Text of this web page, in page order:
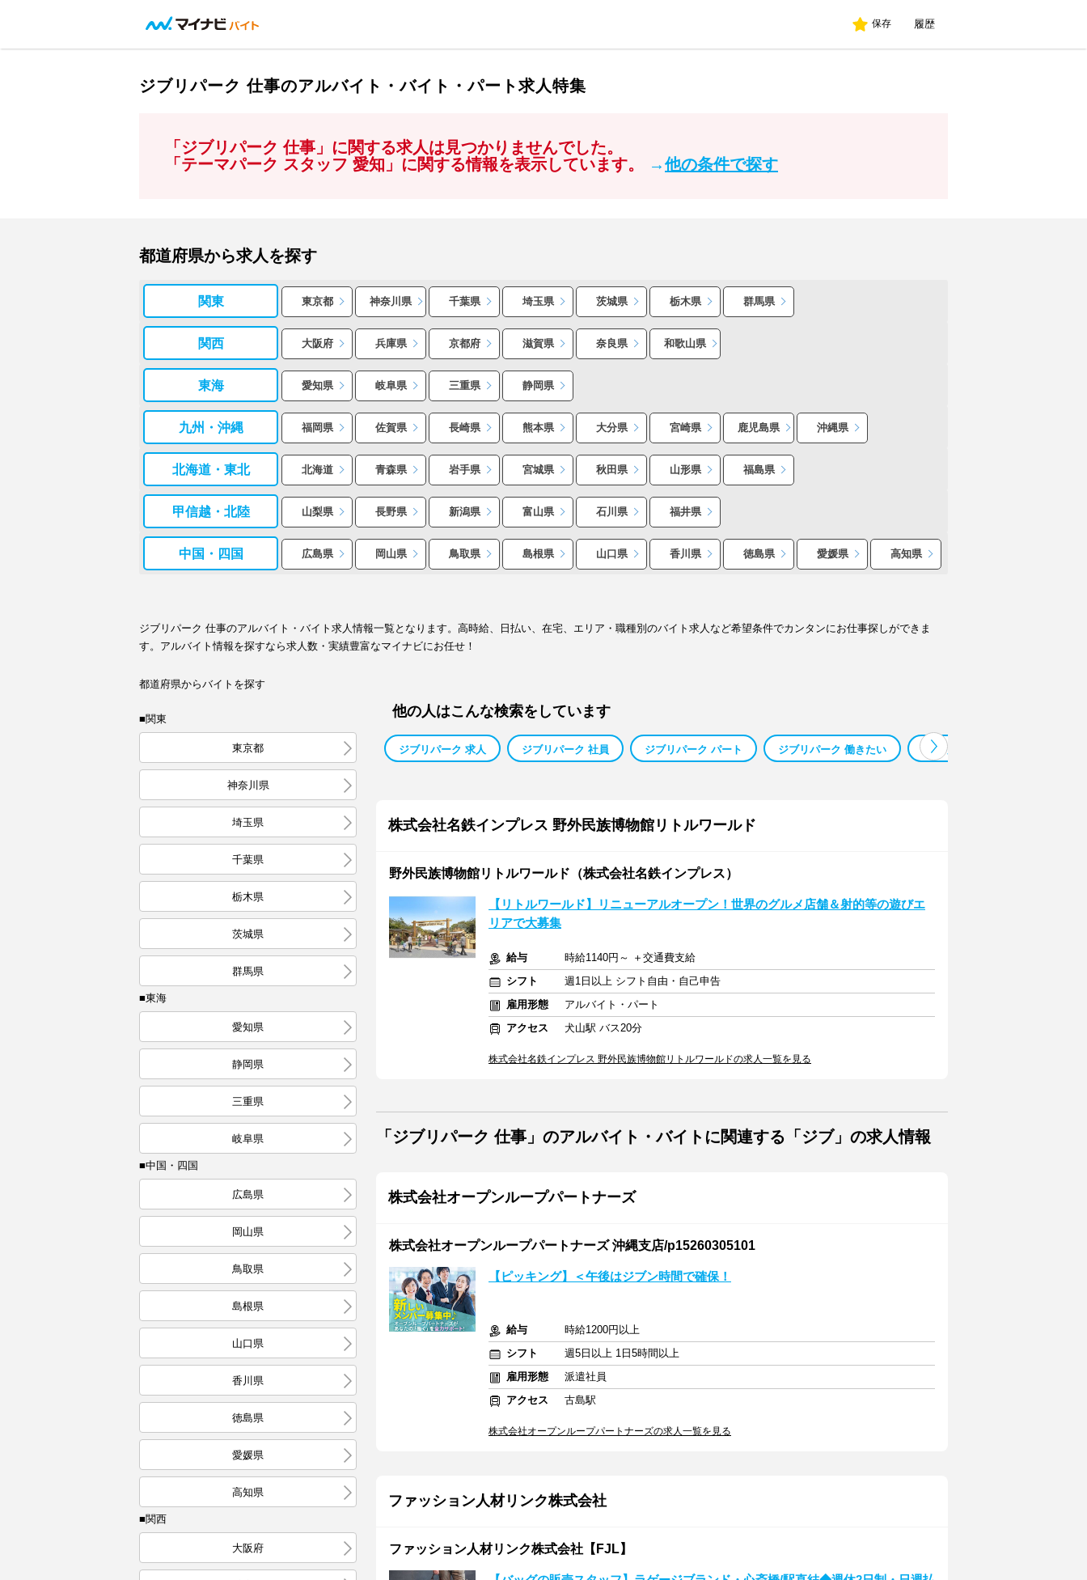
保存 履歴
ジブリパーク 仕事のアルバイト・バイト・パート求人特集
「ジブリパーク 仕事」に関する求人は見つかりませんでした。
「テーマパーク スタッフ 愛知」に関する情報を表示しています。
→他の条件で探す
都道府県から求人を探す
関東 東京都 神奈川県 千葉県 埼玉県 茨城県 栃木県 群馬県
関西 大阪府 兵庫県 京都府 滋賀県 奈良県 和歌山県
東海 愛知県 岐阜県 三重県 静岡県
九州・沖縄 福岡県 佐賀県 長崎県 熊本県 大分県 宮崎県 鹿児島県 沖縄県
北海道・東北 北海道 青森県 岩手県 宮城県 秋田県 山形県 福島県
甲信越・北陸 山梨県 長野県 新潟県 富山県 石川県 福井県
中国・四国 広島県 岡山県 鳥取県 島根県 山口県 香川県 徳島県 愛媛県 高知県
ジブリパーク 仕事のアルバイト・バイト求人情報一覧となります。高時給、日払い、在宅、エリア・職種別のバイト求人など希望条件でカンタンにお仕事探しができま
す。アルバイト情報を探すなら求人数・実績豊富なマイナビにお任せ！
都道府県からバイトを探す
■関東
東京都
神奈川県
埼玉県
千葉県
栃木県
茨城県
群馬県
■東海
愛知県
静岡県
三重県
岐阜県
■中国・四国
広島県
岡山県
鳥取県
島根県
山口県
香川県
徳島県
愛媛県
高知県
■関西
大阪府
他の人はこんな検索をしています
ジブリパーク 求人 ジブリパーク 社員 ジブリパーク パート ジブリパーク 働きたい ジブリパーク バイト 大学生
株式会社名鉄インプレス 野外民族博物館リトルワールド
野外民族博物館リトルワールド（株式会社名鉄インプレス）
【リトルワールド】リニューアルオープン！世界のグルメ店舗＆射的等の遊びエ
リアで大募集
給与
時給1140円～ ＋交通費支給
シフト
週1日以上 シフト自由・自己申告
雇用形態
アルバイト・パート
アクセス
犬山駅 バス20分
株式会社名鉄インプレス 野外民族博物館リトルワールドの求人一覧を見る
「ジブリパーク 仕事」のアルバイト・バイトに関連する「ジブ」の求人情報
株式会社オープンループパートナーズ
株式会社オープンループパートナーズ 沖縄支店/p15260305101
【ピッキング】＜午後はジブン時間で確保！
給与
時給1200円以上
シフト
週5日以上 1日5時間以上
雇用形態
派遣社員
アクセス
古島駅
株式会社オープンループパートナーズの求人一覧を見る
ファッション人材リンク株式会社
ファッション人材リンク株式会社【FJL】